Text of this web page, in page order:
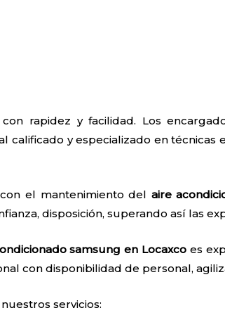
rapidez y facilidad. Los
calificado y especializado en técnicas
el mantenimiento del aire
disposición, superando así las
samsung en Locaxco es
con disponibilidad de personal,
servicios: